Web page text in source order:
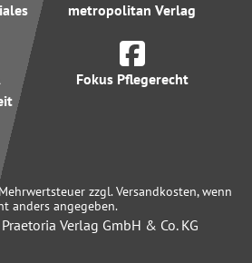
metropolitan Verlag
Fokus Pflegerecht
zzgl. Versandkosten, wenn
anders angegeben.
Verlag GmbH & Co. KG